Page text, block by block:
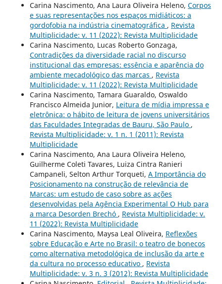
Carina Nascimento, Ana Laura Oliveira Heleno, Corpos
e suas representações nos espaços midiáticos: a
gordofobia na indústria cinematográfica , Revista
Multiplicidade: v. 11 (2022): Revista Multiplicidade
Carina Nascimento, Lucas Roberto Gonzaga,
Contradições da diversidade racial no discurso
institucional das empresas: essência e aparência do
ambiente mecadológico das marcas , Revista
Multiplicidade: v. 11 (2022): Revista Multiplicidade
Carina Nascimento, Tamara Guaraldo, Oswaldo
Francisco Almeida Junior, Leitura de mídia impressa e
eletrônica: o hábito de leitura de jovens universitários
das Faculdades Integradas de Bauru, São Paulo ,
Revista Multiplicidade: v. 1 n. 1 (2011): Revista
Multiplicidade
Carina Nascimento, Ana Laura Oliveira Heleno,
Guilherme Coleti Tavares, Luiza Cintra Ranieri
Campaneli, Selton Arthur Torqueti, A Importância do
Posicionamento na construção de relevância de
Marcas: um estudo de caso sobre as ações
desenvolvidas pela Agência Experimental O Hub para
a marca Desorden Brechó , Revista Multiplicidade: v.
11 (2022): Revista Multiplicidade
Carina Nascimento, Maysa Leal Oliveira, Reflexões
sobre Educação e Arte no Brasil: o teatro de bonecos
como alternativa metodológica de inclusão da arte e
da cultura no processo educativo , Revista
Multiplicidade: v. 3 n. 3 (2012): Revista Multiplicidade